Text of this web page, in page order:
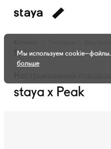
Peak
staya x Peak
Мы используем cookie–файлы.
больше